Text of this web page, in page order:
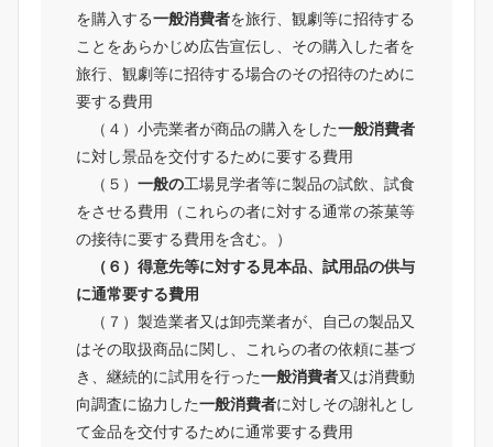
を購入する一般消費者を旅行、観劇等に招待する
ことをあらかじめ広告宣伝し、その購入した者を
旅行、観劇等に招待する場合のその招待のために
要する費用
（４）小売業者が商品の購入をした一般消費者
に対し景品を交付するために要する費用
（５） 一般の工場見学者等に製品の試飲、試食
をさせる費用（これらの者に対する通常の茶菓等
の接待に要する費用を含む。）
（６）得意先等に対する見本品、試用品の供与
に通常要する費用
（７）製造業者又は卸売業者が、自己の製品又
はその取扱商品に関し、これらの者の依頼に基づ
き、継続的に試用を行った一般消費者又は消費動
向調査に協力した一般消費者に対しその謝礼とし
て金品を交付するために通常要する費用